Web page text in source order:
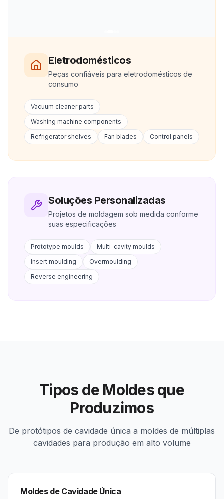
Eletrodomésticos
Peças confiáveis para eletrodomésticos de
consumo
Vacuum cleaner parts
Washing machine components
Refrigerator shelves
Fan blades Control panels
Soluções Personalizadas
Projetos de moldagem sob medida conforme
suas especificações
Prototype moulds
Multi-cavity moulds
Insert moulding
Overmoulding
Reverse engineering
Tipos de Moldes que
Produzimos
De protótipos de cavidade única a moldes de múltiplas
cavidades para produção em alto volume
Moldes de Cavidade Única